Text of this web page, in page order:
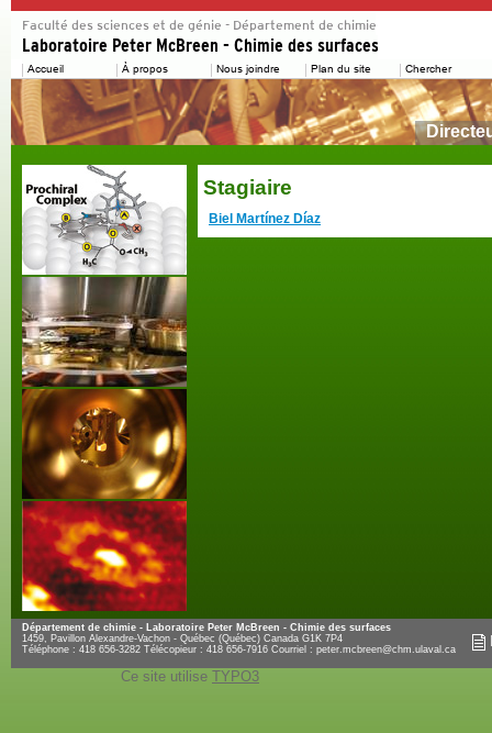
Stagiaire
Biel Martínez Díaz
Département de chimie - Laboratoire Peter McBreen - Chimie des surfaces
1459, Pavillon Alexandre-Vachon - Québec (Québec) Canada G1K 7P4
Téléphone : 418 656-3282 Télécopieur : 418 656-7916 Courriel : peter.mcbreen@chm.ulaval.ca
Ce site utilise TYPO3